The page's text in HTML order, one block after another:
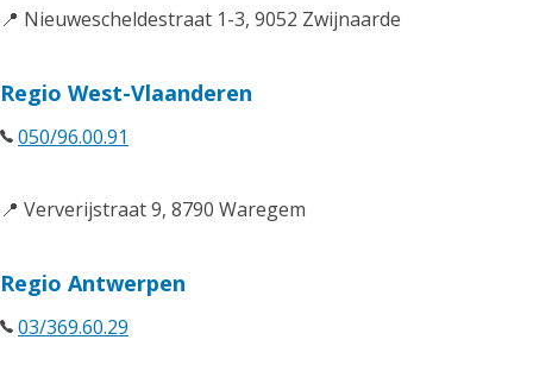
📍 Nieuwescheldestraat 1-3, 9052 Zwijnaarde
Regio West-Vlaanderen
050/96.00.91
📍 Ververijstraat 9, 8790 Waregem
Regio Antwerpen
03/369.60.29